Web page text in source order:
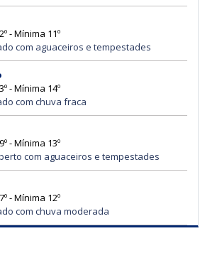
- Mínima 11º
com aguaceiros e tempestades
- Mínima 14º
com chuva fraca
- Mínima 13º
com aguaceiros e tempestades
- Mínima 12º
com chuva moderada